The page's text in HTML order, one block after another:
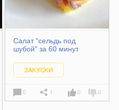
Салат "сельдь под
шубой" за 60 минут
ЗАКУСКИ
0 1 0 0